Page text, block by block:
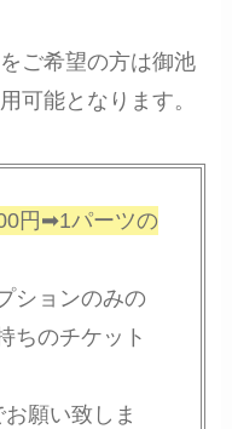
ご希望の方は御池
可能となります。
円➡1パーツの
ションのみの
ちのチケット
願い致しま